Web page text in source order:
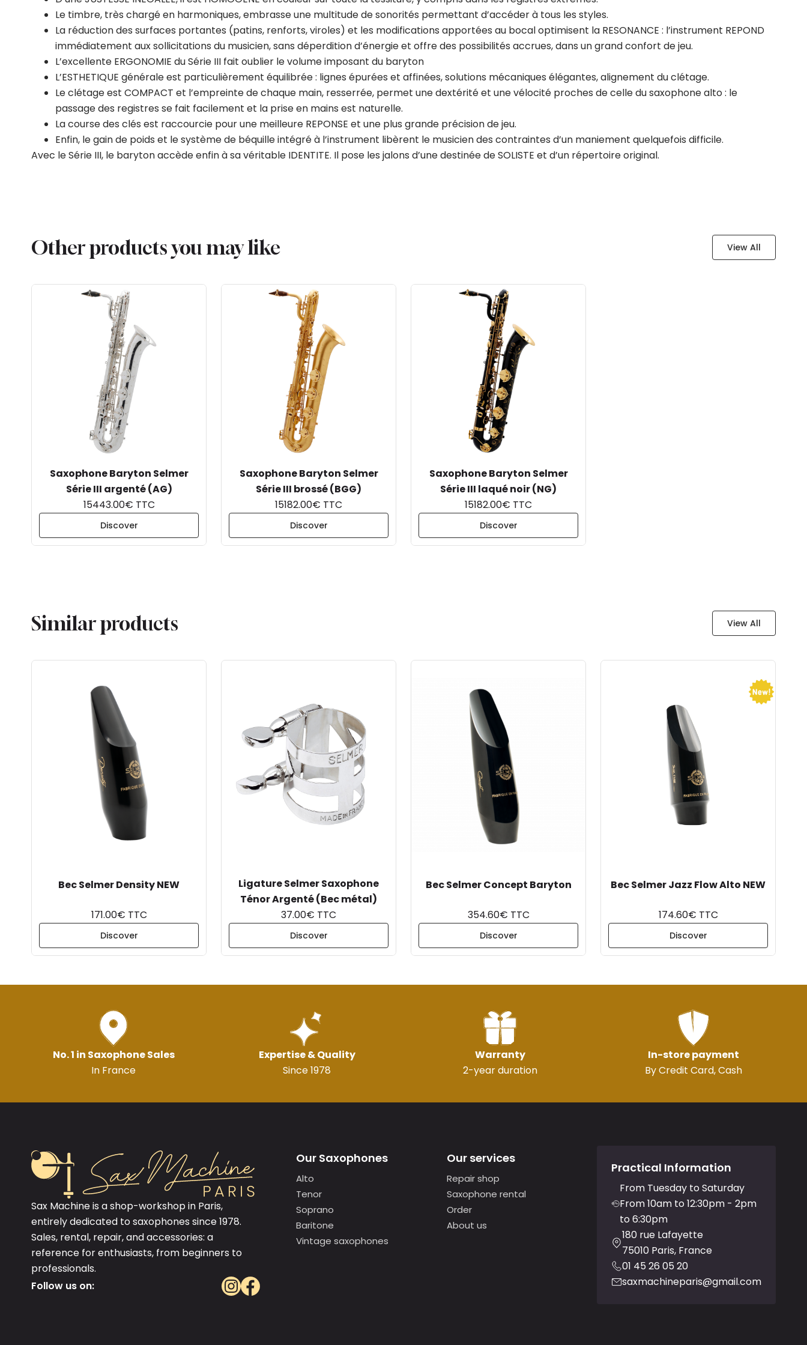
Le timbre, très chargé en harmoniques, embrasse une multitude de sonorités permettant d’accéder à tous les styles.
La réduction des surfaces portantes (patins, renforts, viroles) et les modifications apportées au bocal optimisent la RESONANCE : l’instrument REPOND
immédiatement aux sollicitations du musicien, sans déperdition d’énergie et offre des possibilités accrues, dans un grand confort de jeu.
L’excellente ERGONOMIE du Série III fait oublier le volume imposant du baryton
L’ESTHETIQUE générale est particulièrement équilibrée : lignes épurées et affinées, solutions mécaniques élégantes, alignement du clétage.
Le clétage est COMPACT et l’empreinte de chaque main, resserrée, permet une dextérité et une vélocité proches de celle du saxophone alto : le
passage des registres se fait facilement et la prise en mains est naturelle.
La course des clés est raccourcie pour une meilleure REPONSE et une plus grande précision de jeu.
Enfin, le gain de poids et le système de béquille intégré à l’instrument libèrent le musicien des contraintes d’un maniement quelquefois difficile.
Avec le Série III, le baryton accède enfin à sa véritable IDENTITE. Il pose les jalons d’une destinée de SOLISTE et d’un répertoire original.
Other products you may like View All
Saxophone Baryton Selmer
Série III argenté (AG)
15443.00€ TTC
Discover
Saxophone Baryton Selmer
Série III brossé (BGG)
15182.00€ TTC
Discover
Saxophone Baryton Selmer
Série III laqué noir (NG)
15182.00€ TTC
Discover
Similar products View All
Bec Selmer Density NEW
171.00€ TTC
Discover
Ligature Selmer Saxophone
Ténor Argenté (Bec métal)
37.00€ TTC
Discover
Bec Selmer Concept Baryton
354.60€ TTC
Discover
Bec Selmer Jazz Flow Alto NEW
174.60€ TTC
Discover
No. 1 in Saxophone Sales
In France
Expertise & Quality
Since 1978
Warranty
2-year duration
In-store payment
By Credit Card, Cash
Sax Machine is a shop-workshop in Paris,
entirely dedicated to saxophones since 1978.
Sales, rental, repair, and accessories: a
reference for enthusiasts, from beginners to
professionals.
Follow us on:
Our Saxophones
Alto
Tenor
Soprano
Baritone
Vintage saxophones
Our services
Repair shop
Saxophone rental
Order
About us
Practical Information
From Tuesday to Saturday
From 10am to 12:30pm - 2pm
to 6:30pm
180 rue Lafayette
75010 Paris, France
01 45 26 05 20
saxmachineparis@gmail.com